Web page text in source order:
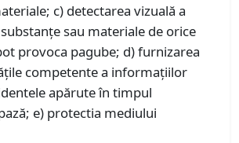
c) detectarea vizuală a
sau materiale de orice
provoca pagube; d) furnizarea
competente a informaţiilor
apărute în timpul
e) protectia mediului